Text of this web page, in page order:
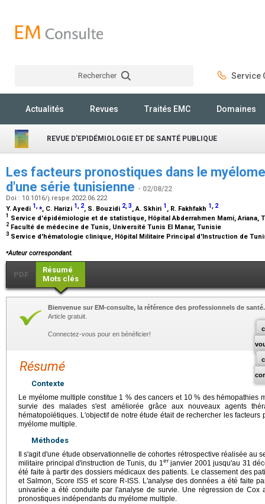
Rechercher Service
Actualités Revues Traités EMC Domaines
REVUE D'EPIDÉMIOLOGIE ET DE SANTÉ PUBLIQUE
Les facteurs pronostiques dans le
d'une série tunisienne - 02/08/22
Doi : 10.1016/j.respe.2022.06.222
Y. Ayedi 1 ⁎, C. Harizi 1 2, S. Bouzidi 2 3, A. Skhiri 1 , R. Fakhfakh 1 2
1 Service d'épidémiologie et de statistique, Hôpital Abderrahmen Mami, Ariana,
2 Faculté de médecine de Tunis, Université Tunis El Manar, Tunisie
3 Service d'hématologie clinique, Hôpital Militaire Principal d'Instruction de
⁎Auteur correspondant.
PDF
Résumé
Mots clés
Bienvenue sur EM-consulte, la référence des professionnels de santé.
Article gratuit.
Connectez-vous pour en bénéficier!
Résumé
Contexte
Le myélome multiple constitue 1 % des cancers et 10 % des hémopathies
survie des malades s'est améliorée grâce aux nouveaux agents
hématopoïétiques. L'objectif de notre étude était de rechercher les
myélome multiple.
Méthodes
Il s'agit d'une étude observationnelle de cohortes rétrospective réalisée au
militaire principal d'instruction de Tunis, du 1er janvier 2001 jusqu'au 31
été faite à partir des dossiers médicaux des patients. Le classement des
et Salmon, Score ISS et score R-ISS. L'analyse des données a été faite
univariée a été conduite par l'analyse de survie. Une régression de Cox
pronostiques indépendants du myélome multiple.